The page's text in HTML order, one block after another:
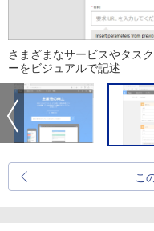
さまざまなサービスやタス
ーをビジュアルで記述
こ